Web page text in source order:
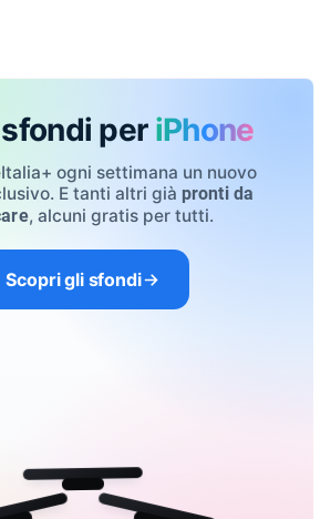
per iPhone
ogni settimana un nuovo
E tanti altri già pronti da
, alcuni gratis per tutti.
Scopri gli sfondi